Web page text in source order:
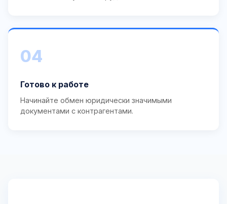
04
Готово к работе
Начинайте обмен юридически значимыми
документами с контрагентами.